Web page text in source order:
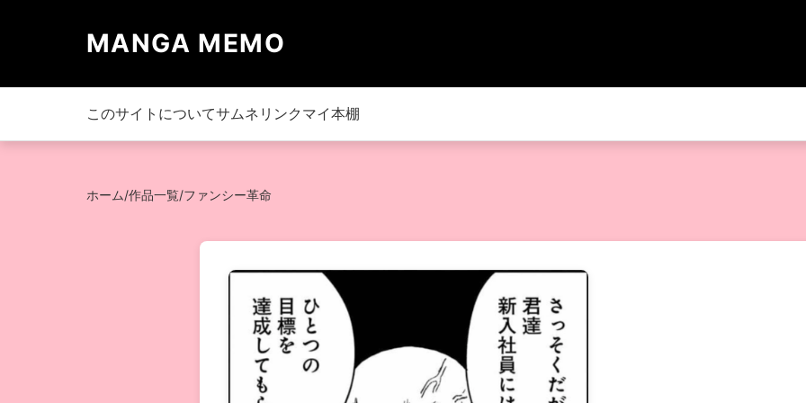
MANGA MEMO
このサイトについてサムネリンク マイ本棚
ホーム/作品一覧/ファンシー革命